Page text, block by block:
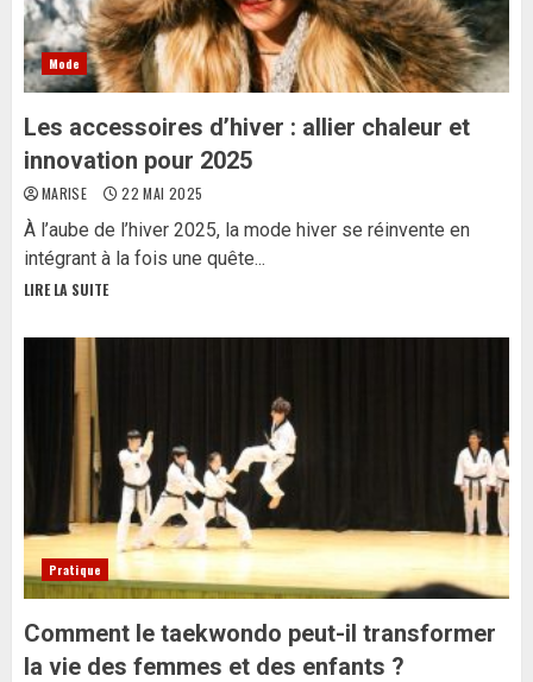
Mode
Les accessoires d’hiver : allier chaleur et
innovation pour 2025
MARISE 22 MAI 2025
À l’aube de l’hiver 2025, la mode hiver se réinvente en
intégrant à la fois une quête...
LIRE LA SUITE
Pratique
Comment le taekwondo peut-il transformer
la vie des femmes et des enfants ?